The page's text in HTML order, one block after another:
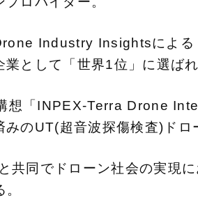
Industry Insightsによ
業として「世界1位」に選
想「INPEX‐Terra Drone
みのUT(超音波探傷検査)ド
共同でドローン社会の実現
。